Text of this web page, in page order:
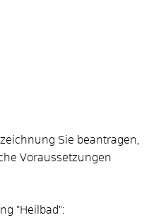
Sie beantragen,
Voraussetzungen
"Heilbad":